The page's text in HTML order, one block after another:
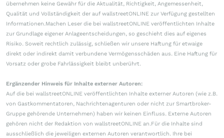
übernehmen keine Gewähr für die Aktualität, Richtigkeit, Angemessenheit,
Qualität und Vollständigkeit der auf wallstreetONLINE zur Verfügung gestellten
Informationen.Machen Leser die bei wallstreetONLINE veröffentlichten Inhalte
zur Grundlage eigener Anlageentscheidungen, so geschieht dies auf eigenes
Risiko. Soweit rechtlich zulässig, schließen wir unsere Haftung für etwaige
direkt oder indirekt damit verbundene Vermögensschäden aus. Eine Haftung für
Vorsatz oder grobe Fahrlässigkeit bleibt unberührt.
Ergänzender Hinweis für Inhalte externer Autoren:
Auf die bei wallstreetONLINE veröffentlichten Inhalte externer Autoren (wie z.B.
von Gastkommentatoren, Nachrichtenagenturen oder nicht zur Smartbroker-
Gruppe gehörende Unternehmen) haben wir keinen Einfluss. Externe Autoren
gehören nicht der Redaktion von wallstreetONLINE an.Für die Inhalte sind
ausschließlich die jeweiligen externen Autoren verantwortlich. Ihre bei